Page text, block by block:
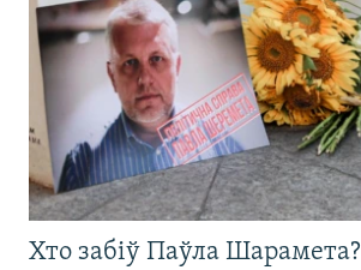
Хто забіў Паўла Шарамета?